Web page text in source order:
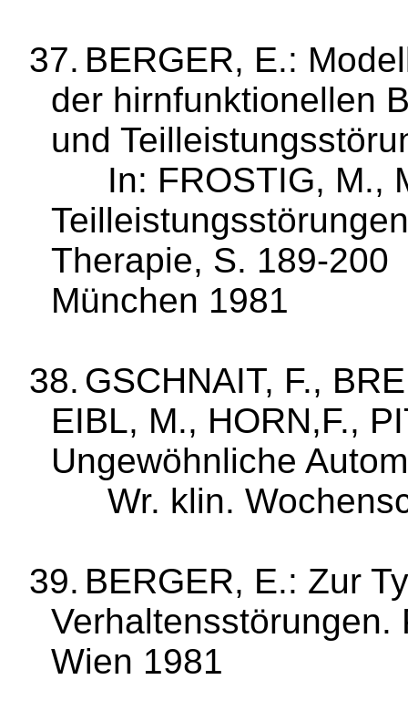
37. BERGER, E.:
der hirnfunk­tionellen
und
In: FROSTIG, M.,
Therapie, S. 189‑200
München 1981
38. GSCHNAIT, F.,
EIBL, M., HORN,F.,
Ungewöhnliche
Wr. klin.
39. BERGER, E.: Zur
Verhaltensstörungen.
Wien 1981